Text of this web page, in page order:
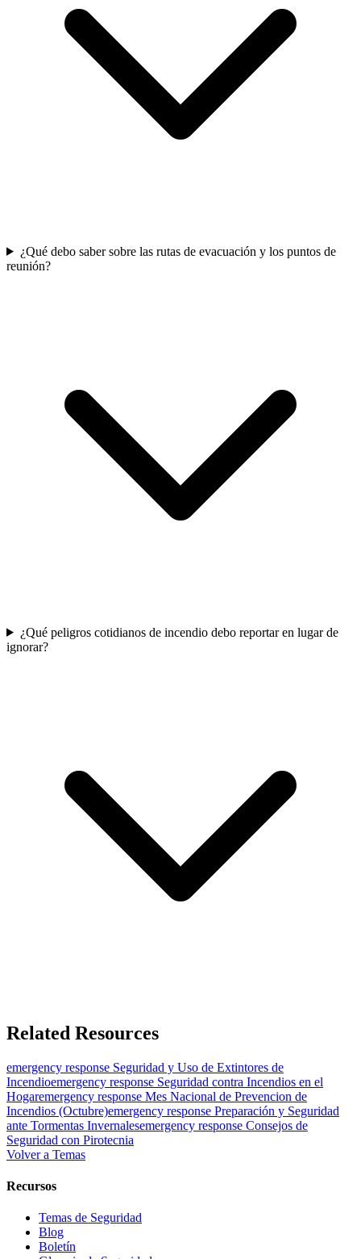
¿Qué debo saber sobre las rutas de evacuación y los puntos de
reunión?
¿Qué peligros cotidianos de incendio debo reportar en lugar de
ignorar?
Related Resources
emergency response Seguridad y Uso de Extintores de
Incendioemergency response Seguridad contra Incendios en el
Hogaremergency response Mes Nacional de Prevencion de
Incendios (Octubre)emergency response Preparación y Seguridad
ante Tormentas Invernalesemergency response Consejos de
Seguridad con Pirotecnia
Volver a Temas
Recursos
Temas de Seguridad
Blog
Boletín